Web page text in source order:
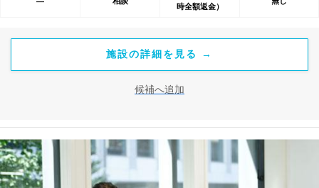
―
時全額返金）
施設の詳細を見る →
候補へ追加